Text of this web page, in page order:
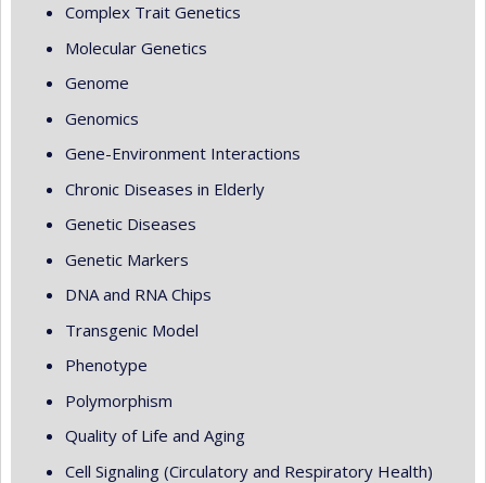
Complex Trait Genetics
Molecular Genetics
Genome
Genomics
Gene-Environment Interactions
Chronic Diseases in Elderly
Genetic Diseases
Genetic Markers
DNA and RNA Chips
Transgenic Model
Phenotype
Polymorphism
Quality of Life and Aging
Cell Signaling (Circulatory and Respiratory Health)